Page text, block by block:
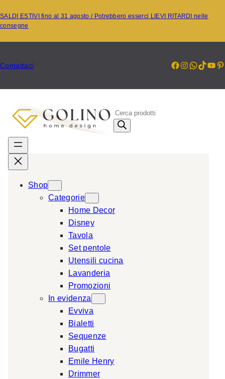
al
contenuto
SALDI ESTIVI fino al 31 agosto / Potrebbero esserci LIEVI RITARDI nelle
consegne
Contattaci Facebook
P
s
c
Shop
Categorie
Home Decor
Disney
Tavola
Set pentole
Utensili cucina
Lavanderia
Promozioni
In evidenza
Evviva
Bialetti
Sequenze
Bugatti
Emile Henry
Drimmer